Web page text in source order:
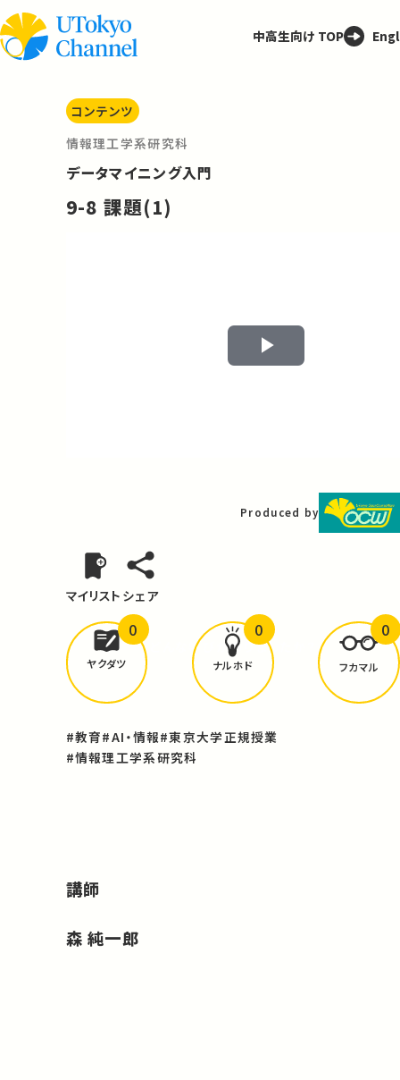
中高生向け TOP
コンテンツ
情報理工学系研究科
データマイニング入門
9-8 課題(1)
Play
Produced by
マイリスト シェア
どんな学びがありましたか？
ヤクダツ
0
ナルホド
0
フカマル
0
#教育#AI・情報#東京大学正規授業
#情報理工学系研究科
講師
森 純一郎